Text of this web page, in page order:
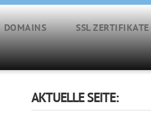
DOMAINS SSL ZERTIFIKATE
AKTUELLE SEITE: